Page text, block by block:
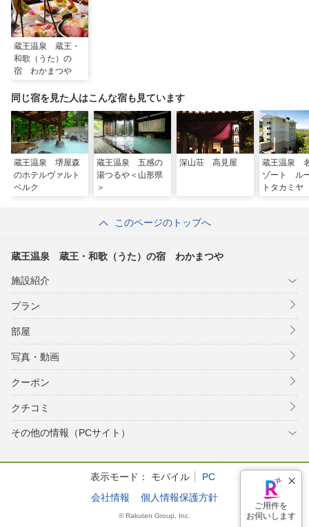
蔵王温泉 蔵王・
和歌（うた）の
宿 わかまつや
同じ宿を見た人はこんな宿も見ています
蔵王温泉 堺屋森
のホテルヴァルト
ベルク
蔵王温泉 五感の
湯つるや＜山形県
＞
深山荘 高見屋
蔵王温泉
ゾート ル
トタカミヤ
このページのトップへ
蔵王温泉 蔵王・和歌（うた）の宿 わかまつや
施設紹介
プラン
部屋
写真・動画
クーポン
クチコミ
その他の情報（PCサイト）
表示モード： モバイル
PC
会社情報
個人情報保護方針
© Rakuten Group, Inc.
ご用件を
お伺いします